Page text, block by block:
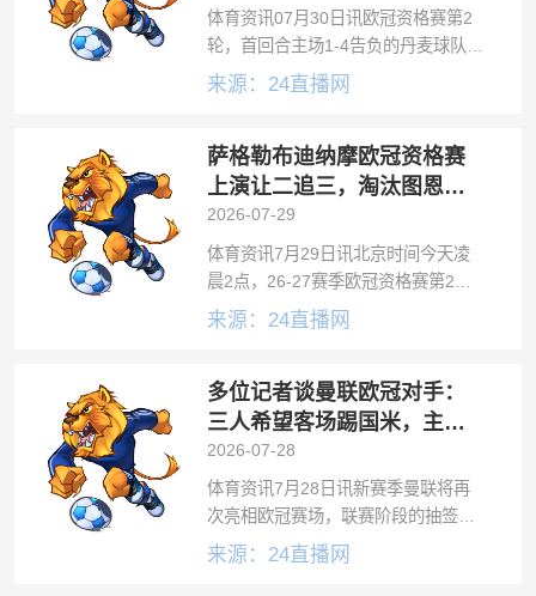
体育资讯07月30日讯欧冠资格赛第2
轮，首回合主场1-4告负的丹麦球队奥
胡斯，在客场回敬4-1，并在点球大战
轮，奥胡斯将对阵阿塞拜疆球
来源：24直播网
萨格勒布迪纳摩欧冠资格赛
上演让二追三，淘汰图恩晋
级下一轮
2026-07-29
体育资讯7月29日讯北京时间今天凌
晨2点，26-27赛季欧冠资格赛第2轮
次回合，萨格勒布迪纳摩上演让二追
回合1-1战平，次回合上半
来源：24直播网
多位记者谈曼联欧冠对手：
三人希望客场踢国米，主场
皇马或巴黎等
2026-07-28
体育资讯7月28日讯新赛季曼联将再
次亮相欧冠赛场，联赛阶段的抽签仪
式将于8月27日在欧足联总部举行。
来源：24直播网